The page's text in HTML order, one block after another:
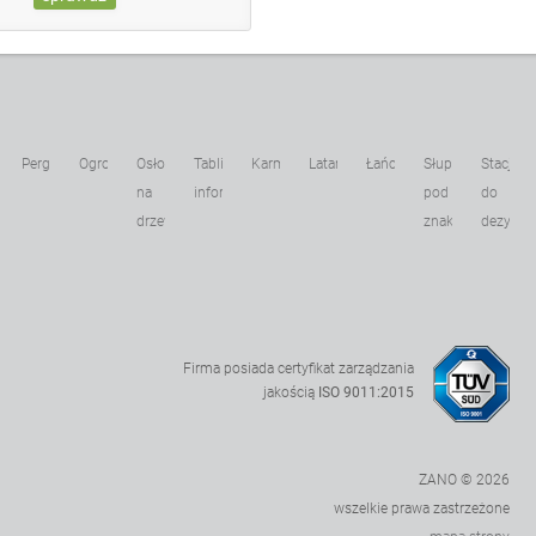
Pergole OgrodzeniaOsłony
na
drzewa
Tablice
informacyjne
Karmniki Latarnie ŁańcuchySłupki
pod
znaki
Stacje
do
Firma posiada certyfikat zarządzania
jakością ISO 9011:2015
ZANO © 2026
wszelkie prawa zastrzeżone